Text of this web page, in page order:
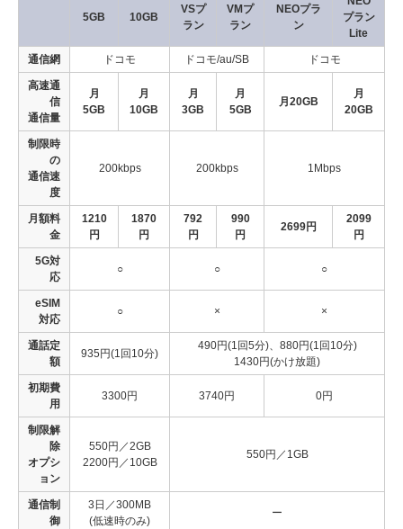
5GB 10GB
VSプ
ラン
VMプ
ラン
NEOプラ
ン
プラン
Lite
通信網 ドコモ ドコモ/au/SB ドコモ
高速通
信
通信量
月
5GB
月
10GB
月
3GB
月
5GB
月20GB
月
20GB
制限時
の
通信速
度
200kbps 200kbps 1Mbps
月額料
金
1210
円
1870
円
792
円
990
円
2699円
2099
円
5G対
応
○ ○ ○
eSIM
対応
○ × ×
通話定
額
935円(1回10分)
490円(1回5分)、880円(1回10分)
1430円(かけ放題)
初期費
用
3300円 3740円 0円
制限解
除
オプシ
ョン
550円／2GB
2200円／10GB
550円／1GB
通信制
御
3日／300MB
(低速時のみ)
ー